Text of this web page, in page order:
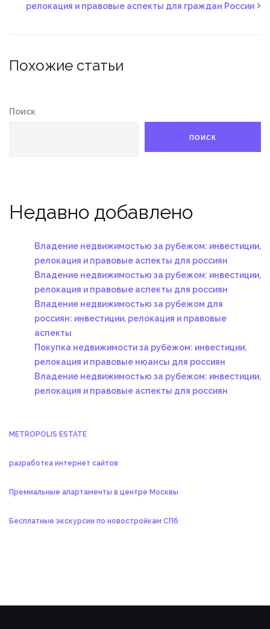
релокация и правовые аспекты для граждан России
Похожие статьи
Поиск
ПОИСК
Недавно добавлено
Владение недвижимостью за рубежом: инвестиции,
релокация и правовые аспекты для россиян
Владение недвижимостью за рубежом: инвестиции,
релокация и правовые аспекты для россиян
Владение недвижимостью за рубежом для
россиян: инвестиции, релокация и правовые
аспекты
Покупка недвижимости за рубежом: инвестиции,
релокация и правовые нюансы для россиян
Владение недвижимостью за рубежом: инвестиции,
релокация и правовые аспекты для россиян
METROPOLIS ESTATE
разработка интернет сайтов
Премиальные апартаменты в центре Москвы
Бесплатные экскурсии по новостройкам СПб